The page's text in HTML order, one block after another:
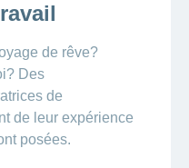
de rêve?
Des
de
de leur expérience
posées.